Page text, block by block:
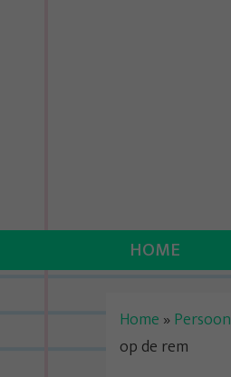
HOME
Home »
op de rem